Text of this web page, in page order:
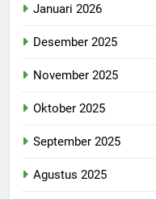
Januari 2026
Desember 2025
November 2025
Oktober 2025
September 2025
Agustus 2025